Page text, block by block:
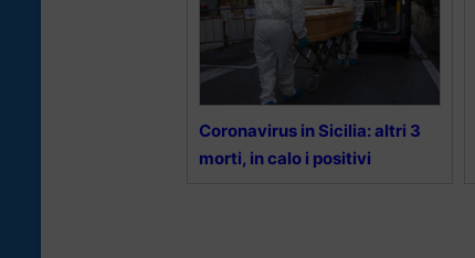
Coronavirus in Sicilia: altri 3
morti, in calo i positivi